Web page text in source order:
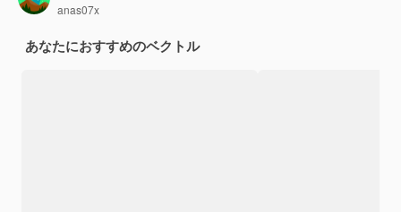
anas07x
あなたにおすすめのベクトル